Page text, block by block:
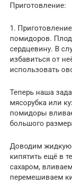
Приготовление:
1.
помидоров.
сердцевину. В
избавиться от
использовать
Теперь наша
мясорубка или
помидоры
большого
Доводим жидкую
кипятить ещё в
сахаром,
перемешиваем